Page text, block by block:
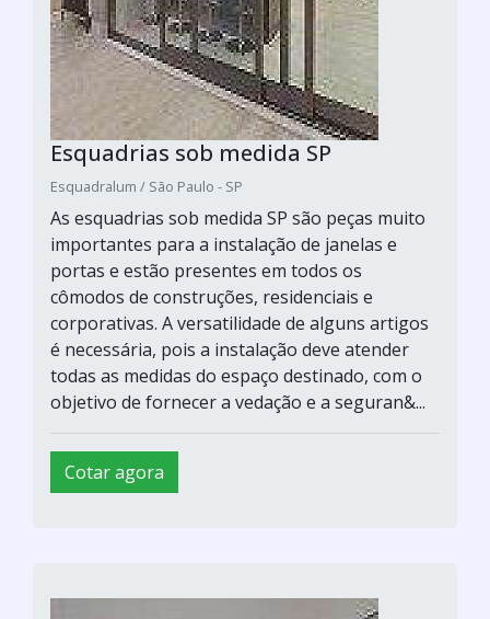
Esquadrias sob medida SP
Esquadralum / São Paulo - SP
As esquadrias sob medida SP são peças muito
importantes para a instalação de janelas e
portas e estão presentes em todos os
cômodos de construções, residenciais e
corporativas. A versatilidade de alguns artigos
é necessária, pois a instalação deve atender
todas as medidas do espaço destinado, com o
objetivo de fornecer a vedação e a seguran&...
Cotar agora